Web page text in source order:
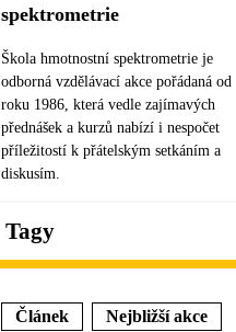
spektrometrie
Škola hmotnostní spektrometrie je
odborná vzdělávací akce pořádaná od
roku 1986, která vedle zajímavých
přednášek a kurzů nabízí i nespočet
příležitostí k přátelským setkáním a
diskusím.
Tagy
Článek Nejbližší akce